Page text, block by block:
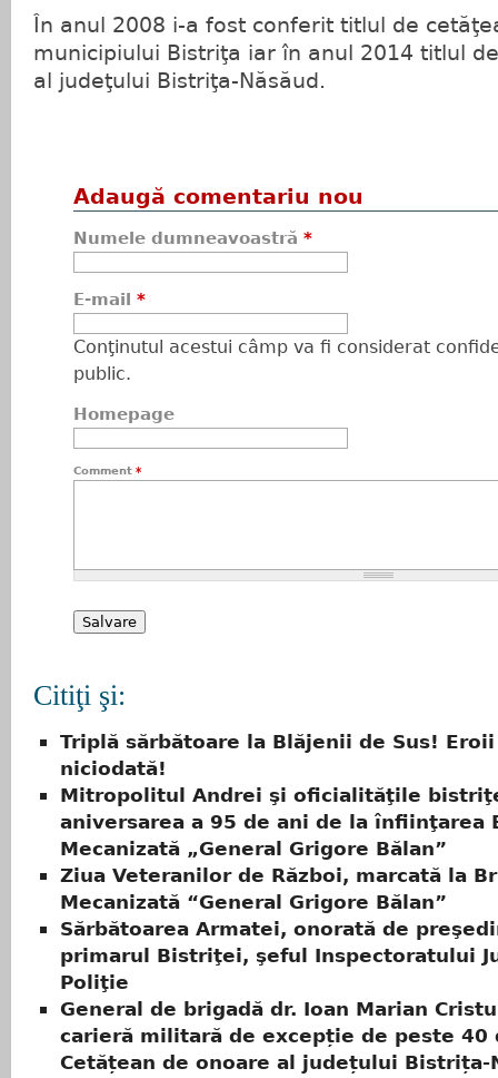
În anul 2008 i-a fost conferit titlul de
municipiului Bistriţa iar în anul 2014 titlul
al judeţului Bistriţa-Năsăud.
Adaugă comentariu nou
Numele dumneavoastră *
E-mail *
Conţinutul acestui câmp va fi considerat
public.
Homepage
Comment *
Citiţi şi:
Triplă sărbătoare la Blăjenii de Sus!
niciodată!
Mitropolitul Andrei şi oficialităţile
aniversarea a 95 de ani de la înfiinţarea
Mecanizată „General Grigore Bălan”
Ziua Veteranilor de Război, marcată la
Mecanizată “General Grigore Bălan”
Sărbătoarea Armatei, onorată de
primarul Bistriţei, şeful Inspectoratului
Poliţie
General de brigadă dr. Ioan Marian
carieră militară de excepție de peste 40
Cetățean de onoare al județului Bistrița-